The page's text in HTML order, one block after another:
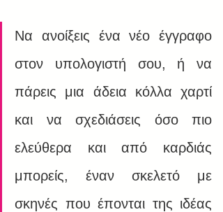
Να ανοίξεις ένα νέο έγγραφο
στον υπολογιστή σου, ή να
πάρεις μια άδεια κόλλα χαρτί
και να σχεδιάσεις όσο πιο
ελεύθερα και από καρδιάς
μπορείς, έναν σκελετό με
σκηνές που έπονται της ιδέας